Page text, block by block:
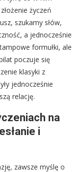
życzeń
szukamy słów,
a jednocześnie
formułki, ale
poczuje się
klasyki z
jednocześnie
relację.
na
i
zawsze myślę o